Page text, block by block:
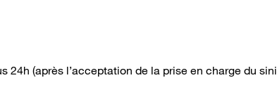
(après l’acceptation de la prise en charge du